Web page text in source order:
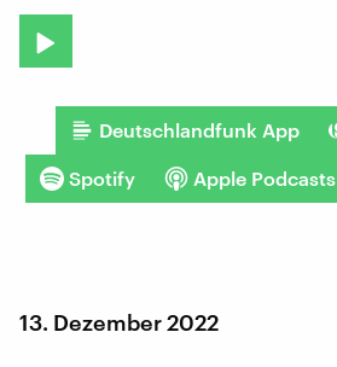
Deutschlandfunk App
Spotify Apple Podcasts
13. Dezember 2022